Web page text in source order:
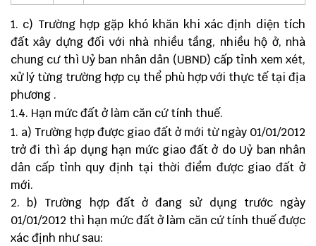
c) Trường hợp gặp khó khăn khi xác định diện tích
đất xây dựng đối với nhà nhiều tầng, nhiều hộ ở, nhà
chung cư thì Uỷ ban nhân dân (UBND) cấp tỉnh xem xét,
xử lý từng trường hợp cụ thể phù hợp với thực tế tại địa
phương .
1.4. Hạn mức đất ở làm căn cứ tính thuế.
a) Trường hợp được giao đất ở mới từ ngày 01/01/2012
trở đi thì áp dụng hạn mức giao đất ở do Uỷ ban nhân
dân cấp tỉnh quy định tại thời điểm được giao đất ở
mới.
b) Trường hợp đất ở đang sử dụng trước ngày
01/01/2012 thì hạn mức đất ở làm căn cứ tính thuế được
xác định như sau: